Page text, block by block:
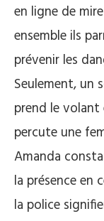
en ligne de
ensemble ils
prévenir les
Seulement, un
prend le
percute une
Amanda
la présence en
la police